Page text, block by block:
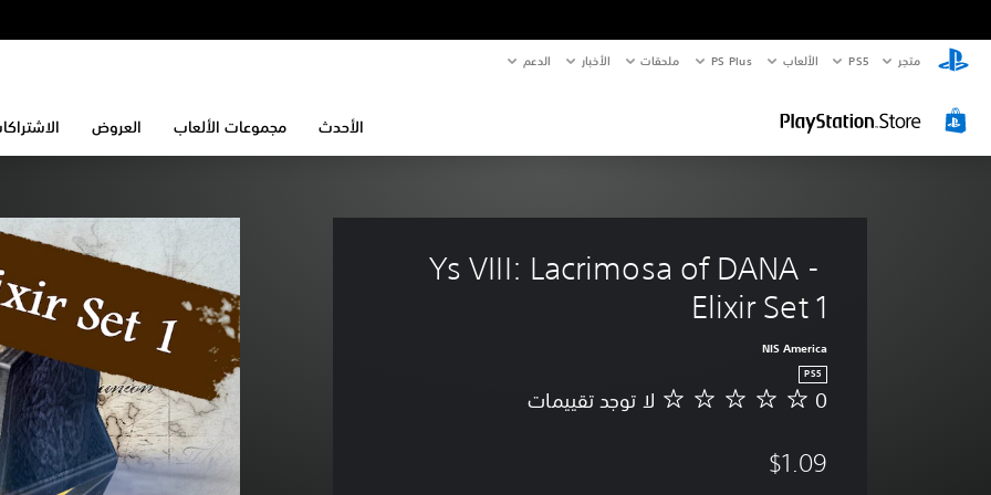
متجر PS5‏ الألعاب PS Plus ملحقات الأخبار الدعم
الأحدث مجموعات الألعاب العروض
Ys VIII: Lacrimosa of DANA -
Elixir Set 1
NIS America
PS5
ل
و
0 لا توجد تقييمات
$1.09